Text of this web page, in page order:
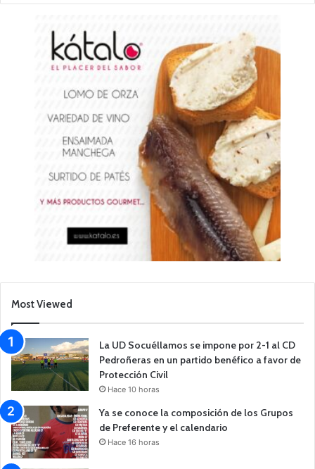
Most Viewed
La UD Socuéllamos se impone por 2-1 al CD
Pedroñeras en un partido benéfico a favor de
Protección Civil
Hace 10 horas
Ya se conoce la composición de los Grupos
de Preferente y el calendario
Hace 16 horas